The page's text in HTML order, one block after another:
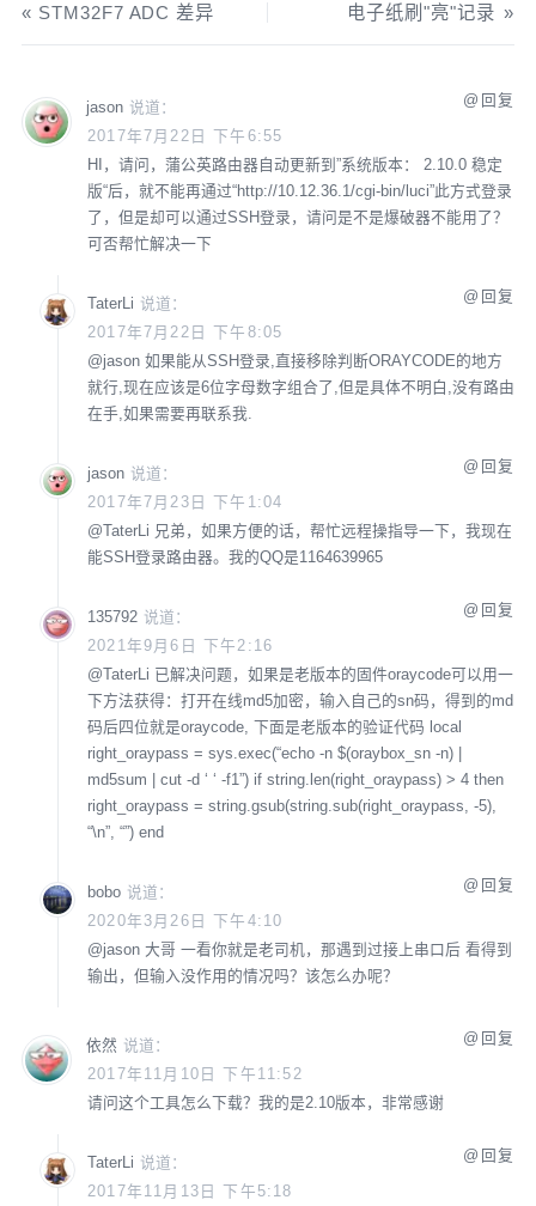
STM32F7 ADC 差异 电子纸刷"亮"记录
jason 说道：
2017年7月22日 下午6:55
HI，请问，蒲公英路由器自动更新到”系统版本： 2.10.0 稳定
版“后，就不能再通过“http://10.12.36.1/cgi-bin/luci”此方式登录
了，但是却可以通过SSH登录，请问是不是爆破器不能用了？
可否帮忙解决一下
回复
TaterLi 说道：
2017年7月22日 下午8:05
@jason如果能从SSH登录,直接移除判断ORAYCODE的地方
就行,现在应该是6位字母数字组合了,但是具体不明白,没有路由
在手,如果需要再联系我.
回复
jason 说道：
2017年7月23日 下午1:04
@TaterLi 兄弟，如果方便的话，帮忙远程操指导一下，我现在
能SSH登录路由器。我的QQ是1164639965
回复
135792 说道：
2021年9月6日 下午2:16
@TaterLi 已解决问题，如果是老版本的固件oraycode可以用一
下方法获得：打开在线md5加密，输入自己的sn码，得到的md
码后四位就是oraycode, 下面是老版本的验证代码 local
right_oraypass = sys.exec(“echo -n $(oraybox_sn -n) |
md5sum | cut -d ‘ ‘ -f1”)if string.len(right_oraypass) > 4 then
right_oraypass = string.gsub(string.sub(right_oraypass, -5),
“\n”, “”)end
回复
bobo 说道：
2020年3月26日 下午4:10
@jason大哥 一看你就是老司机，那遇到过接上串口后 看得到
输出，但输入没作用的情况吗？该怎么办呢？
回复
依然 说道：
2017年11月10日 下午11:52
请问这个工具怎么下载？我的是2.10版本，非常感谢
回复
TaterLi 说道：
2017年11月13日 下午5:18
回复